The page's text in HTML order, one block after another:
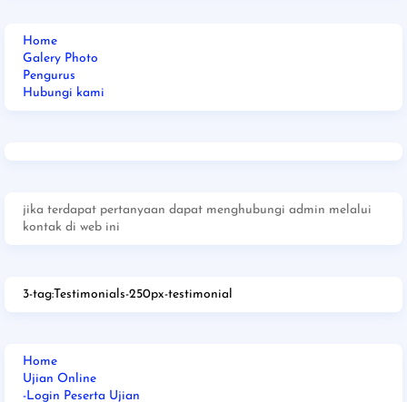
Home
Galery Photo
Pengurus
Hubungi kami
jika terdapat pertanyaan dapat menghubungi admin melalui
kontak di web ini
3-tag:Testimonials-250px-testimonial
Home
Ujian Online
-Login Peserta Ujian